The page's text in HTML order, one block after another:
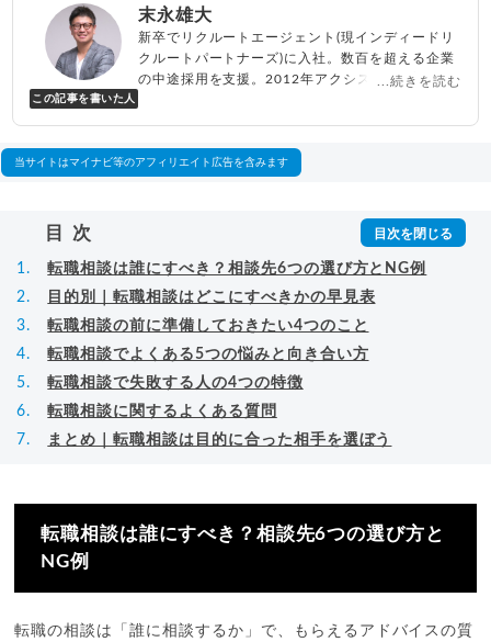
この記事を書いた人
末永雄大
新卒でリクルートエージェント(現インディードリ
クルートパートナーズ)に入社。数百を超える企業
の中途採用を支援。2012年アクシス(株)設立、代
べらない転職エージェント
...続きを読む
当サイトはマイナビ等のアフィリエイト広告を含みます
目次
転職相談は誰にすべき？相談先6つの選び方とNG例
目的別｜転職相談はどこにすべきかの早見表
転職相談の前に準備しておきたい4つのこと
転職相談でよくある5つの悩みと向き合い方
転職相談で失敗する人の4つの特徴
転職相談に関するよくある質問
まとめ｜転職相談は目的に合った相手を選ぼう
転職相談は誰にすべき？相談先6つの選び方と
NG例
転職の相談は「誰に相談するか」で、もらえるアドバイスの質